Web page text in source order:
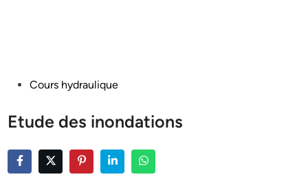
PostedCours hydraulique
Etude des inondations